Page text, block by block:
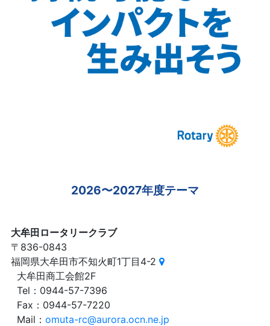
2026〜2027年度テーマ
大牟田ロータリークラブ
〒836-0843
福岡県大牟田市不知火町1丁目4-2
大牟田商工会館2F
Tel：0944-57-7396
Fax：0944-57-7220
Mail：omuta-rc@aurora.ocn.ne.jp